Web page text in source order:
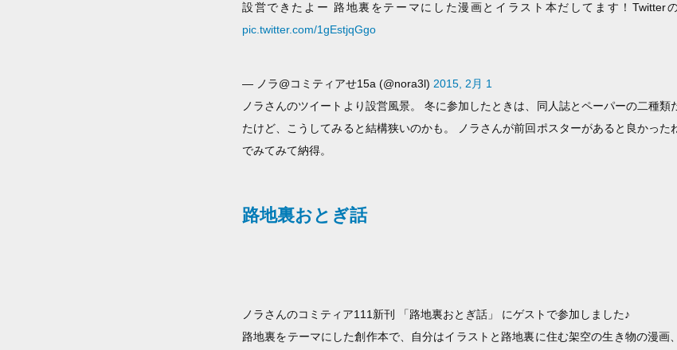
設営できたよー 路地裏をテーマにした漫画とイラスト本だしてます！Twitter
pic.twitter.com/1gEstjqGgo
— ノラ@コミティアせ15a (@nora3l) 2015, 2月 1
ノラさんのツイートより設営風景。 冬に参加したときは、同人誌とペーパーの二種類
たけど、こうしてみると結構狭いのかも。 ノラさんが前回ポスターがあると良かった
でみてみて納得。
路地裏おとぎ話
ノラさんのコミティア111新刊 「路地裏おとぎ話」 にゲストで参加しました♪
路地裏をテーマにした創作本で、自分はイラストと路地裏に住む架空の生き物の漫画